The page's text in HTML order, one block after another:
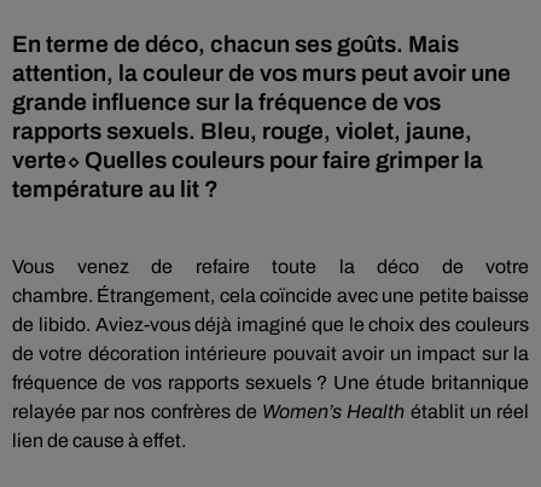
En terme de déco, chacun ses goûts. Mais
attention, la couleur de vos murs peut avoir une
grande influence sur la fréquence de vos
rapports sexuels. Bleu, rouge, violet, jaune,
verte⬦ Quelles couleurs pour faire grimper la
température au lit ?
Vous venez de refaire toute la déco de votre
chambre. Étrangement, cela coïncide avec une petite baisse
de libido. Aviez-vous déjà imaginé que le choix des couleurs
de votre décoration intérieure pouvait avoir un impact sur la
fréquence de vos rapports sexuels ? Une étude britannique
relayée par nos confrères de Women’s Health établit un réel
lien de cause à effet.